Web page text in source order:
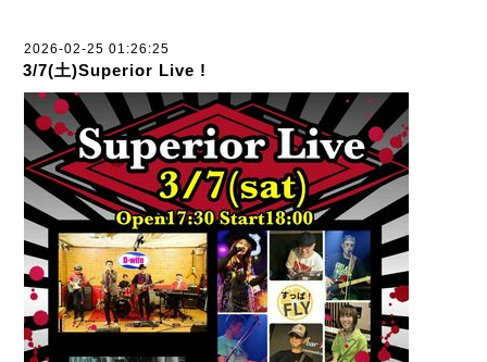
2026-02-25 01:26:25
3/7(土)Superior Live !